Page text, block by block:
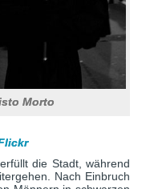
Morto
die Stadt, während
Nach Einbruch